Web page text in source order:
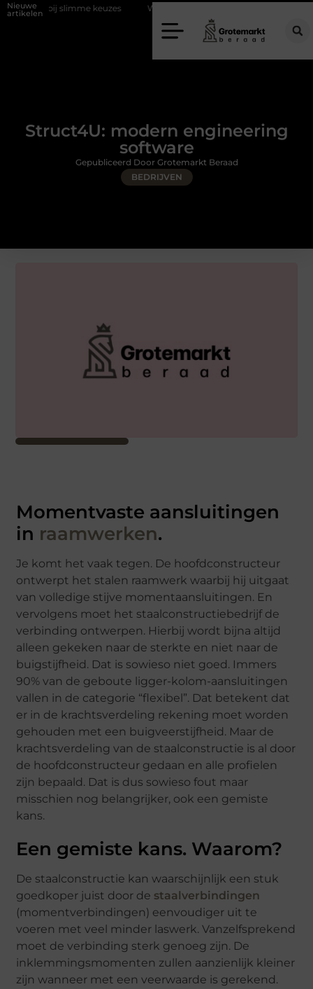
Nieuwe
artikelen
keuzes Waarom kiezen voor een rijschool in Utrecht?
Struct4U: modern engineering
software
BEDRIJVEN
Gepubliceerd Door Grotemarkt Beraad
Momentvaste aansluitingen
in raamwerken.
Je komt het vaak tegen. De hoofdconstructeur
ontwerpt het stalen raamwerk waarbij hij uitgaat
van volledige stijve momentaansluitingen. En
vervolgens moet het staalconstructiebedrijf de
verbinding ontwerpen. Hierbij wordt bijna altijd
alleen gekeken naar de sterkte en niet naar de
buigstijfheid. Dat is sowieso niet goed. Immers
90% van de geboute ligger-kolom-aansluitingen
vallen in de categorie “flexibel”. Dat betekent dat
er in de krachtsverdeling rekening moet worden
gehouden met een buigveerstijfheid. Maar de
krachtsverdeling van de staalconstructie is al door
de hoofdconstructeur gedaan en alle profielen
zijn bepaald. Dat is dus sowieso fout maar
misschien nog belangrijker, ook een gemiste
kans.
Een gemiste kans. Waarom?
De staalconstructie kan waarschijnlijk een stuk
goedkoper juist door de staalverbindingen
(momentverbindingen) eenvoudiger uit te
voeren met veel minder laswerk. Vanzelfsprekend
moet de verbinding sterk genoeg zijn. De
inklemmingsmomenten zullen aanzienlijk kleiner
zijn wanneer met een veerwaarde is gerekend.